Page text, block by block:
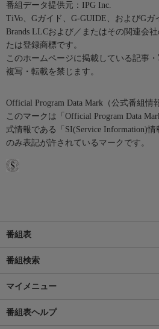
番組データ提供元：IPG Inc.
TiVo、Gガイド、G-GUIDE、およびGガ
Brands LLCおよび／またはその関連会
たは登録商標です。
このホームページに掲載している記事
複写・転載を禁じます。
Official Program Data Mark（公式番組情
このマークは「Official Program Data
式情報である「SI(Service Information)
のみ表記が許されているマークです。
番組表
番組検索
マイメニュー
番組表ヘルプ